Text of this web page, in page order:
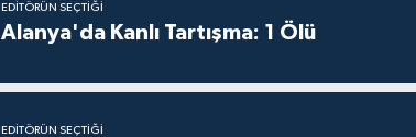
EDITÖRÜN SEÇTIĞI
Alanya'da Kanlı Tartışma: 1 Ölü
EDITÖRÜN SEÇTIĞI